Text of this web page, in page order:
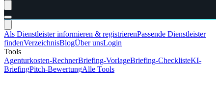
Als Dienstleister informieren & registrierenPassende Dienstleister
findenVerzeichnisBlogÜber unsLogin
Tools
Agenturkosten-RechnerBriefing-VorlageBriefing-ChecklisteKI-
BriefingPitch-BewertungAlle Tools